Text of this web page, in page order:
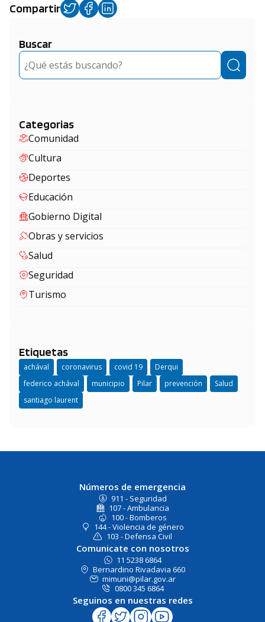
Compartir
Buscar
Buscar
Categorias
Comunidad
Cultura
Deportes
Educación
Gobierno Digital
Obras y servicios
Salud
Seguridad
Turismo
Etiquetas
achával coronavirus covid 19
Derqui
federico achával
municipio Pilar prevención
Salud
santiago laurent
Números de emergencia
911 - Seguridad
107 - Ambulancia
100 - Bomberos
144 - Violencia de género
103 - Defensa Civil
Comunicate con nosotros
11 5238 6864
Bernardino Rivadavia 660
mimuni@pilar.gov.ar
0800 345 6864
Seguinos en nuestras redes